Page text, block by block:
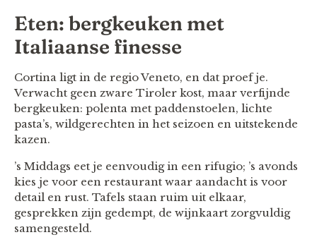
Eten: bergkeuken met
Italiaanse finesse
Cortina ligt in de regio Veneto, en dat proef je.
Verwacht geen zware Tiroler kost, maar verfijnde
bergkeuken: polenta met paddenstoelen, lichte
pasta’s, wildgerechten in het seizoen en uitstekende
kazen.
’s Middags eet je eenvoudig in een rifugio; ’s avonds
kies je voor een restaurant waar aandacht is voor
detail en rust. Tafels staan ruim uit elkaar,
gesprekken zijn gedempt, de wijnkaart zorgvuldig
samengesteld.